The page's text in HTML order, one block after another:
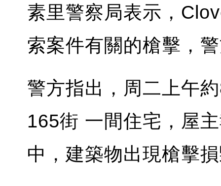
素里警察局表示，
索案件有關的槍擊，
警方指出，周二上午
165街 一間住宅，屋
中，建築物出現槍擊